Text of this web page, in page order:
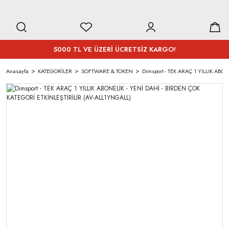
5000 TL VE ÜZERİ ÜCRETSİZ KARGO!
Anasayfa KATEGORİLER SOFTWARE & TOKEN Dimsport - TEK ARAÇ 1 YILLIK